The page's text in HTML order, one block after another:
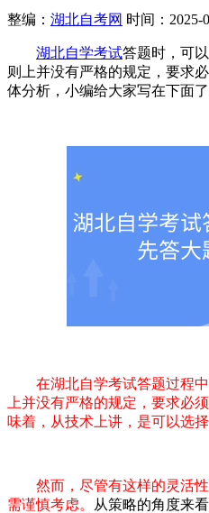
整编： 湖北自考网 时间：2025-
湖北自学考试答题时，可
则上并没有严格的规定，要求
体分析，小编给大家写在下面
在湖北自学考试答题过程
上并没有严格的规定，要求必
味着，从技术上讲，是可以选择
然而，尽管有这样的灵活
需谨慎考虑。
从策略的角度来